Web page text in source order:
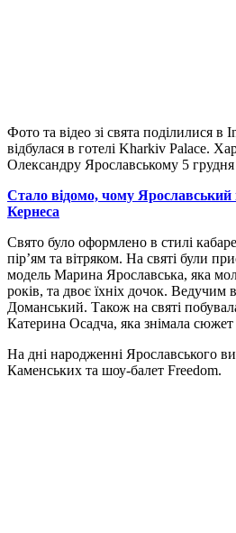
Фото та відео зі свята поділилися в
відбулася в готелі Kharkiv Palace.
Олександру Ярославському 5
Стало відомо, чому Ярославський
Кернеса
Свято було оформлено в стилі
пір’ям та вітряком. На святі були
модель Марина Ярославська, яка
років, та двоє їхніх дочок. Ведучим
Доманський. Також на святі
Катерина Осадча, яка знімала сюжет
На дні народженні Ярославського
Каменських та шоу-балет Freedom.